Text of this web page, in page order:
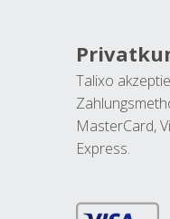
Talixo
MasterCard,
Express.